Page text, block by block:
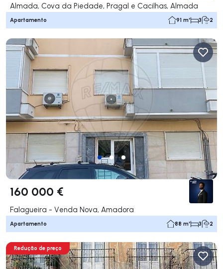
Almada, Cova da Piedade, Pragal e Cacilhas, Almada
Apartamento 91 m² 3 2
160 000 €
Falagueira - Venda Nova, Amadora
Apartamento 88 m² 3 2
Redução de preço